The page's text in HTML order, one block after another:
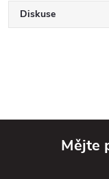
Diskuse
Mějte